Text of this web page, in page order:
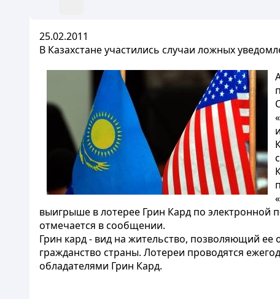
25.02.2011
В Казахстане участились случаи ложных
выигрыше в лотерее Грин Кард по электронной
отмечается в сообщении.
Грин кард - вид на жительство, позволяющий
гражданство страны. Лотереи проводятся
обладателями Грин Кард.